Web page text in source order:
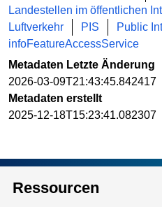
Landestellen im öffentlichen
Luftverkehr
PIS Public
infoFeatureAccessService
Metadaten Letzte Änderung
2026-03-09T21:43:45.842417
Metadaten erstellt
2025-12-18T15:23:41.082307
Ressourcen